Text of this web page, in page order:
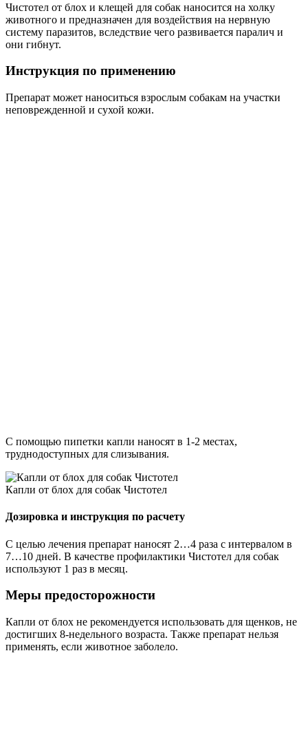
Чистотел от блох и клещей для собак наносится на холку
животного и предназначен для воздействия на нервную
систему паразитов, вследствие чего развивается паралич и
они гибнут.
Инструкция по применению
Препарат может наноситься взрослым собакам на участки
неповрежденной и сухой кожи.
С помощью пипетки капли наносят в 1-2 местах,
труднодоступных для слизывания.
Капли от блох для собак Чистотел
Дозировка и инструкция по расчету
С целью лечения препарат наносят 2…4 раза с интервалом в
7…10 дней. В качестве профилактики Чистотел для собак
используют 1 раз в месяц.
Меры предосторожности
Капли от блох не рекомендуется использовать для щенков, не
достигших 8-недельного возраста. Также препарат нельзя
применять, если животное заболело.